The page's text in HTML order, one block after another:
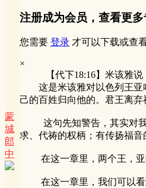
蒙
城
郎
中
注册成为会员，查看更多
您需要 登录 才可以下载或查
×
【代下18:16】米该雅说
这是米该雅对以色列王亚哈
己的百姓归向他的。君王离弃
这句先知警告，其实对我们
求、代祷的权柄；有传扬福音
在这一章里，两个王，亚哈
在这一章里，我们可以看到